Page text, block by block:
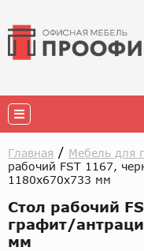
Главная / Мебель для
рабочий FST 1167,
1180х670х733 мм
Стол рабочий
графит/
мм